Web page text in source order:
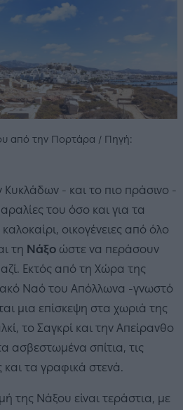
από την Πορτάρα / Πηγή:
Κυκλάδων - και το πιο πράσινο -
του όσο και για τα
οικογένειες από όλο
τη Νάξο ώστε να περάσουν
Εκτός από τη Χώρα της
Ναό του Απόλλωνα -γνωστό
μια επίσκεψη στα χωριά της
το Σαγκρί και την Απείρανθο
ασβεστωμένα σπίτια, τις
και τα γραφικά στενά.
της Νάξου είναι τεράστια, με